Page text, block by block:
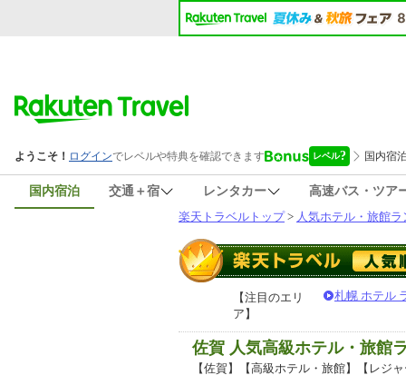
国内宿泊 交通＋宿 レンタカー
高速バス・ツア
楽天トラベルトップ> 人気ホテル・旅館ラ
【注目のエリ
ア】
札幌 ホテル
佐賀 人気高級ホテル・旅館
【佐賀】【高級ホテル・旅館】【レジ